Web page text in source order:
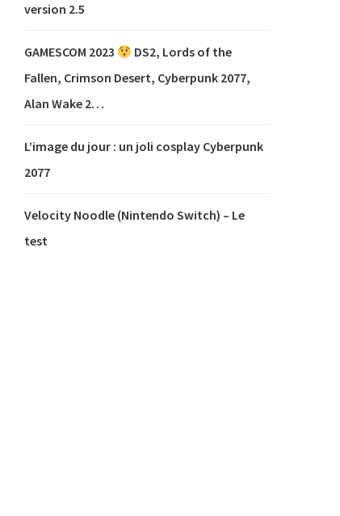
version 2.5
GAMESCOM 2023
DS2, Lords of the
Fallen, Crimson Desert, Cyberpunk 2077,
Alan Wake 2…
L’image du jour : un joli cosplay Cyberpunk
2077
Velocity Noodle (Nintendo Switch) – Le
test